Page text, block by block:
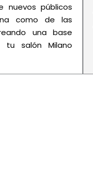
nuevos públicos
como de las
una base
tu salón Milano